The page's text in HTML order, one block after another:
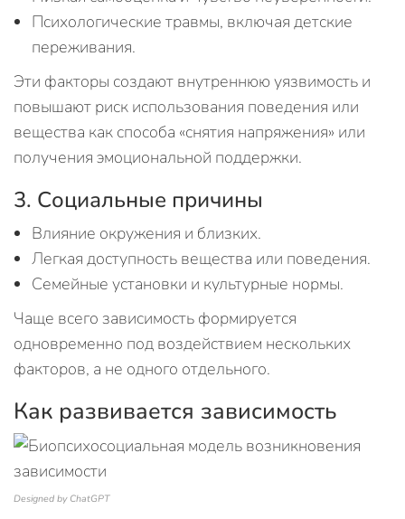
Психологические травмы, включая детские
переживания.
Эти факторы создают внутреннюю уязвимость и
повышают риск использования поведения или
вещества как способа «снятия напряжения» или
получения эмоциональной поддержки.
3. Социальные причины
Влияние окружения и близких.
Легкая доступность вещества или поведения.
Семейные установки и культурные нормы.
Чаще всего зависимость формируется
одновременно под воздействием нескольких
факторов, а не одного отдельного.
Как развивается зависимость
Designed by ChatGPT